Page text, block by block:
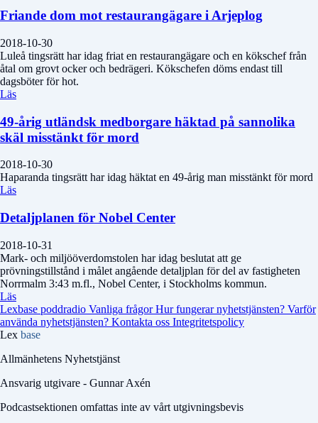
Friande dom mot restaurangägare i Arjeplog
2018-10-30
Luleå tingsrätt har idag friat en restaurangägare och en kökschef från
åtal om grovt ocker och bedrägeri. Kökschefen döms endast till
dagsböter för hot.
Läs
49-årig utländsk medborgare häktad på sannolika
skäl misstänkt för mord
2018-10-30
Haparanda tingsrätt har idag häktat en 49-årig man misstänkt för mord
Läs
Detaljplanen för Nobel Center
2018-10-31
Mark- och miljööverdomstolen har idag beslutat att ge
prövningstillstånd i målet angående detaljplan för del av fastigheten
Norrmalm 3:43 m.fl., Nobel Center, i Stockholms kommun.
Läs
Lexbase poddradio Vanliga frågorHur fungerar nyhetstjänsten? Varför
använda nyhetstjänsten? Kontakta oss Integritetspolicy
Lex base
Allmänhetens Nyhetstjänst
Ansvarig utgivare - Gunnar Axén
Podcastsektionen omfattas inte av vårt utgivningsbevis